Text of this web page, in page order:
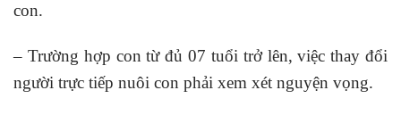
con.
– Trường hợp con từ đủ 07 tuổi trở lên, việc thay đổi
người trực tiếp nuôi con phải xem xét nguyện vọng.